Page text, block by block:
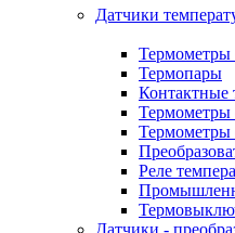
Датчики
Термометры
Термопары
Контактные
Термометры
Термометры
Реле
Датчики -